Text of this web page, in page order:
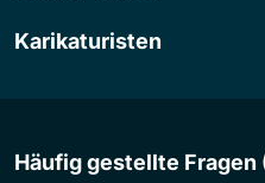
Karikaturisten
Häufig gestellte Fragen